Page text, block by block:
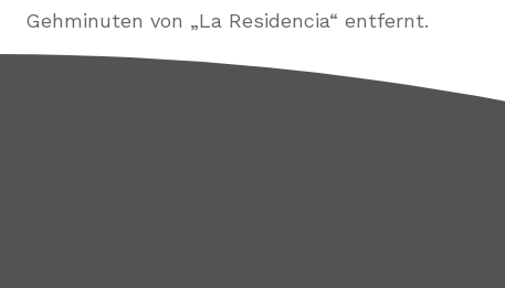
Gehminuten von „La Residencia“ entfernt.